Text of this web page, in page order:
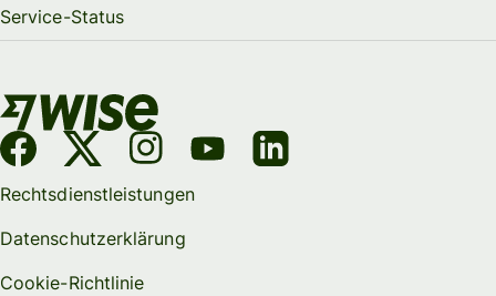
Service-Status
Rechtsdienstleistungen
Datenschutzerklärung
Cookie-Richtlinie